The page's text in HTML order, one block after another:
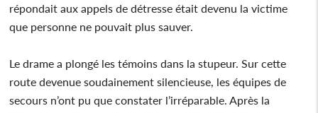
répondait aux appels de détresse était devenu la victime
que personne ne pouvait plus sauver.
Le drame a plongé les témoins dans la stupeur. Sur cette
route devenue soudainement silencieuse, les équipes de
secours n’ont pu que constater l’irréparable. Après la